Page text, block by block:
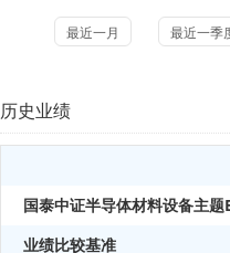
最近一月 最近一季
历史业绩
国泰中证半导体材料设备主题
业绩比较基准